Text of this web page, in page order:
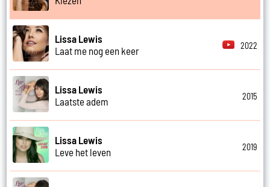
Lissa Lewis
Laat me nog een keer
2022
Lissa Lewis
Laatste adem
2015
Lissa Lewis
Leve het leven
2019